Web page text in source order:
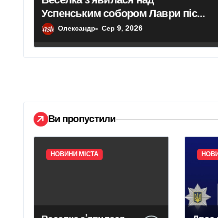
с
і
в
Успенським собором Лаври після
атаки дрона
Олександр Сер 9, 2026
Ви пропустили
НОВИНИ МІСТА